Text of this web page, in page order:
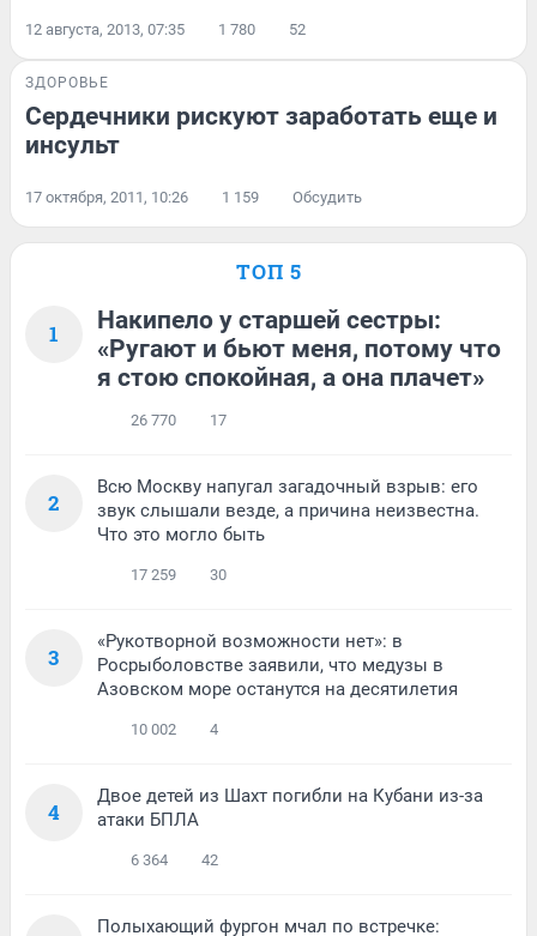
12 августа, 2013, 07:35 1 780 52
ЗДОРОВЬЕ
Сердечники рискуют заработать еще и
инсульт
17 октября, 2011, 10:26 1 159 Обсудить
ТОП 5
1
Накипело у старшей сестры:
«Ругают и бьют меня, потому что
я стою спокойная, а она плачет»
26 770 17
2
Всю Москву напугал загадочный взрыв: его
звук слышали везде, а причина неизвестна.
Что это могло быть
17 259 30
3
«Рукотворной возможности нет»: в
Росрыболовстве заявили, что медузы в
Азовском море останутся на десятилетия
10 002 4
4
Двое детей из Шахт погибли на Кубани из-за
атаки БПЛА
6 364 42
Полыхающий фургон мчал по встречке: